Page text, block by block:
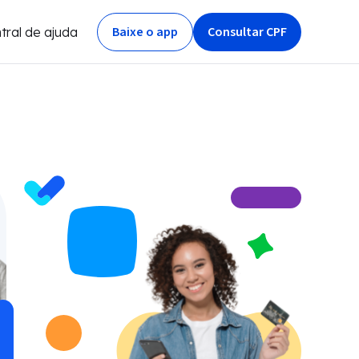
de ajuda Baixe o app Consultar CPF